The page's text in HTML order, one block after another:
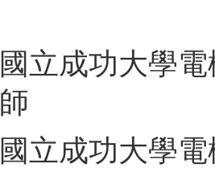
國立成功大學
師
國立成功大學